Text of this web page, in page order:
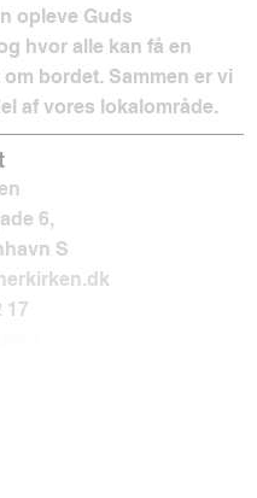
opleve Guds
hvor alle kan få en
bordet. Sammen er vi
af vores lokalområde.
6,
S
17